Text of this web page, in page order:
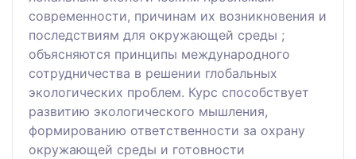
современности, причинам их возникновения и
последствиям для окружающей среды ;
объясняются принципы международного
сотрудничества в решении глобальных
экологических проблем. Курс способствует
развитию экологического мышления,
формированию ответственности за охрану
окружающей среды и готовности